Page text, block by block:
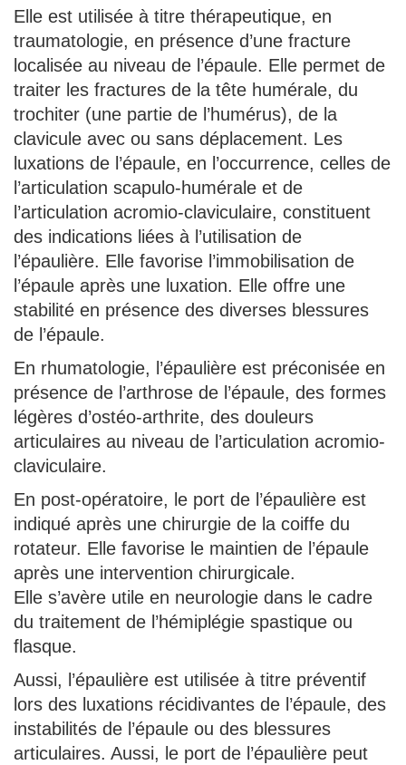
Elle est utilisée à titre thérapeutique, en
traumatologie, en présence d’une fracture
localisée au niveau de l’épaule. Elle permet de
traiter les fractures de la tête humérale, du
trochiter (une partie de l’humérus), de la
clavicule avec ou sans déplacement. Les
luxations de l’épaule, en l’occurrence, celles de
l’articulation scapulo-humérale et de
l’articulation acromio-claviculaire, constituent
des indications liées à l’utilisation de
l’épaulière. Elle favorise l’immobilisation de
l’épaule après une luxation. Elle offre une
stabilité en présence des diverses blessures
de l’épaule.
En rhumatologie, l’épaulière est préconisée en
présence de l’arthrose de l’épaule, des formes
légères d’ostéo-arthrite, des douleurs
articulaires au niveau de l’articulation acromio-
claviculaire.
En post-opératoire, le port de l’épaulière est
indiqué après une chirurgie de la coiffe du
rotateur. Elle favorise le maintien de l’épaule
après une intervention chirurgicale.
Elle s’avère utile en neurologie dans le cadre
du traitement de l’hémiplégie spastique ou
flasque.
Aussi, l’épaulière est utilisée à titre préventif
lors des luxations récidivantes de l’épaule, des
instabilités de l’épaule ou des blessures
articulaires. Aussi, le port de l’épaulière peut